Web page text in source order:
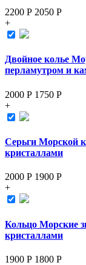
2200 Р 2050 Р
+
Двойное колье
перламутром и
2000 Р 1750 Р
+
Серьги Морской
кристаллами
2000 Р 1900 Р
+
Кольцо Морские
кристаллами
1900 Р 1800 Р